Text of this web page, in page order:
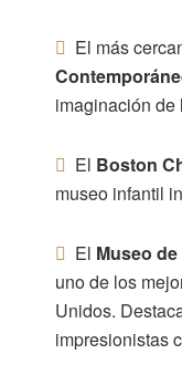
El más
imaginación de
El Boston
museo infantil
El Museo
uno de los
Unidos.
impresionistas